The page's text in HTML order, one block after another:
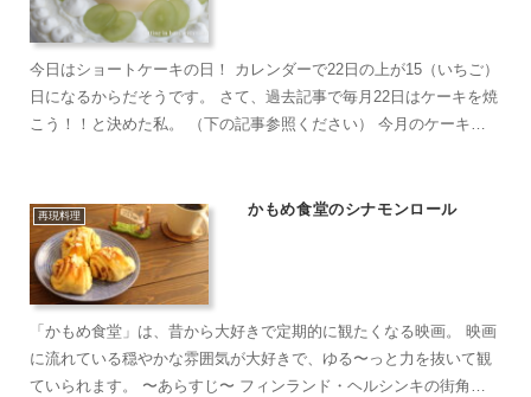
今日はショートケーキの日！ カレンダーで22日の上が15（いちご）
日になるからだそうです。 さて、過去記事で毎月22日はケーキを焼
こう！！と決めた私。 （下の記事参照ください） 今月のケーキ
再現料理 かもめ食堂のシナモンロール
「かもめ食堂」は、昔から大好きで定期的に観たくなる映画。 映画
に流れている穏やかな雰囲気が大好きで、ゆる〜っと力を抜いて観
ていられます。 〜あらすじ〜 フィンランド・ヘルシンキの街角に